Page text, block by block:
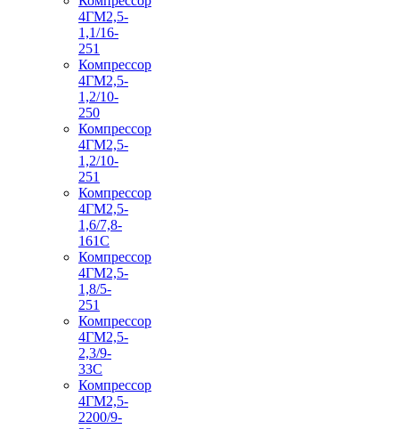
4ГМ2,5-
1,1/16-
251
Компрессор
4ГМ2,5-
1,2/10-
250
Компрессор
4ГМ2,5-
1,2/10-
251
Компрессор
4ГМ2,5-
1,6/7,8-
161С
Компрессор
4ГМ2,5-
1,8/5-
251
Компрессор
4ГМ2,5-
2,3/9-
33С
Компрессор
4ГМ2,5-
2200/9-